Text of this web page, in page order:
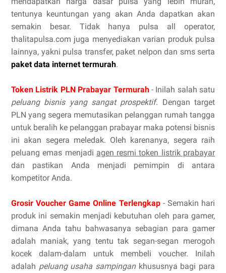
tentunya keuntungan yang akan Anda dapatkan akan
semakin besar. Tidak hanya pulsa all operator,
thalitapulsa.com juga menyediakan varian produk pulsa
lainnya, yakni pulsa transfer, paket nelpon dan sms serta
paket data internet termurah.
Token Listrik PLN Prabayar Termurah- Inilah salah satu
peluang bisnis yang sangat prospektif. Dengan target
PLN yang segera memutasikan pelanggan rumah tangga
untuk beralih ke pelanggan prabayar maka potensi bisnis
ini akan segera meledak. Oleh karenanya, segera raih
peluang emas menjadi agen resmi token listrik prabayar
dan pastikan Anda menjadi pemimpin di antara
kompetitor Anda.
Grosir Voucher Game Online Terlengkap- Semakin hari
produk ini semakin menjadi kebutuhan oleh para gamer,
dimana Anda tahu bahwasanya sebagian para gamer
adalah maniak, yang tentu tak segan-segan merogoh
kocek dalam-dalam untuk membeli voucher. Inilah
adalah peluang usaha sampingankhususnya bagi para